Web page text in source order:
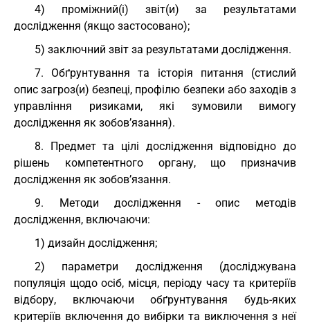
4) проміжний(і) звіт(и) за результатами
дослідження (якщо застосовано);
5) заключний звіт за результатами дослідження.
7. Обґрунтування та історія питання (стислий
опис загроз(и) безпеці, профілю безпеки або заходів з
управління ризиками, які зумовили вимогу
дослідження як зобов’язання).
8. Предмет та цілі дослідження відповідно до
рішень компетентного органу, що призначив
дослідження як зобов’язання.
9. Методи дослідження - опис методів
дослідження, включаючи:
1) дизайн дослідження;
2) параметри дослідження (досліджувана
популяція щодо осіб, місця, періоду часу та критеріїв
відбору, включаючи обґрунтування будь-яких
критеріїв включення до вибірки та виключення з неї